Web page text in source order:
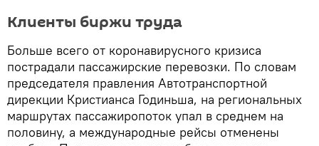
Клиенты биржи труда
Больше всего от коронавирусного кризиса
пострадали пассажирские перевозки. По словам
председателя правления Автотранспортной
дирекции Кристианса Годиньша, на региональных
маршрутах пассажиропоток упал в среднем на
половину, а международные рейсы отменены